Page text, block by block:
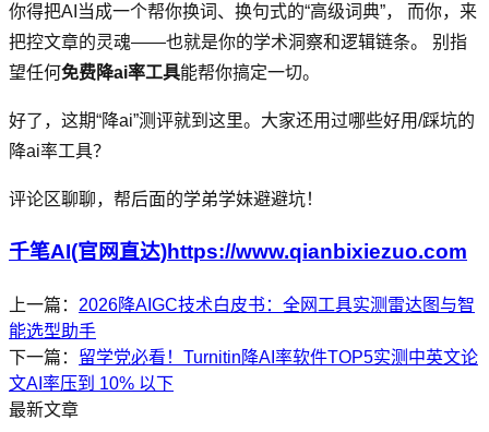
你得把AI当成一个帮你换词、换句式的“高级词典”， 而你，来
把控文章的灵魂——也就是你的学术洞察和逻辑链条。 别指
望任何免费降ai率工具能帮你搞定一切。
好了，这期“降ai”测评就到这里。大家还用过哪些好用/踩坑的
降ai率工具？
评论区聊聊，帮后面的学弟学妹避避坑！
千笔AI(官网直达)https://www.qianbixiezuo.com
上一篇： 2026降AIGC技术白皮书：全网工具实测雷达图与智
能选型助手
下一篇： 留学党必看！Turnitin降AI率软件TOP5实测中英文论
文AI率压到 10% 以下
最新文章